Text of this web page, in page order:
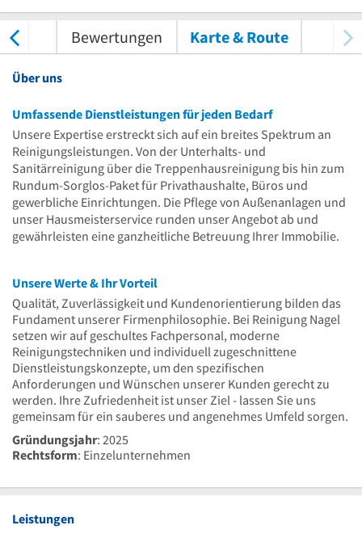
Bewertungen Karte & Route
Über uns
Umfassende Dienstleistungen für jeden Bedarf
Unsere Expertise erstreckt sich auf ein breites Spektrum an
Reinigungsleistungen. Von der Unterhalts- und
Sanitärreinigung über die Treppenhausreinigung bis hin zum
Rundum-Sorglos-Paket für Privathaushalte, Büros und
gewerbliche Einrichtungen. Die Pflege von Außenanlagen und
unser Hausmeisterservice runden unser Angebot ab und
gewährleisten eine ganzheitliche Betreuung Ihrer Immobilie.
Unsere Werte & Ihr Vorteil
Qualität, Zuverlässigkeit und Kundenorientierung bilden das
Fundament unserer Firmenphilosophie. Bei Reinigung Nagel
setzen wir auf geschultes Fachpersonal, moderne
Reinigungstechniken und individuell zugeschnittene
Dienstleistungskonzepte, um den spezifischen
Anforderungen und Wünschen unserer Kunden gerecht zu
werden. Ihre Zufriedenheit ist unser Ziel - lassen Sie uns
gemeinsam für ein sauberes und angenehmes Umfeld sorgen.
Gründungsjahr: 2025
Rechtsform: Einzelunternehmen
Leistungen